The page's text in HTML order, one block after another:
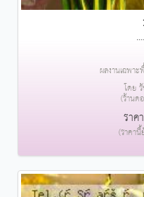
ผลงานเฉพา
โดย
(ร้านด
ราค
(ราคา